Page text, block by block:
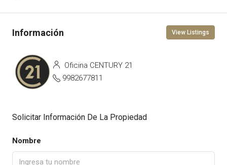
View Listings
Oficina CENTURY 21
9982677811
Solicitar Información De La Propiedad
Nombre